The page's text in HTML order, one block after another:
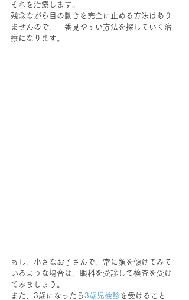
それを治療します。
残念ながら目の動きを完全に止める方法はあり
ませんので、一番見やすい方法を探していく治
療になります。
もし、小さなお子さんで、常に顔を傾けてみて
いるような場合は、眼科を受診して検査を受け
てみましょう。
また、3歳になったら3歳児検診を受けること